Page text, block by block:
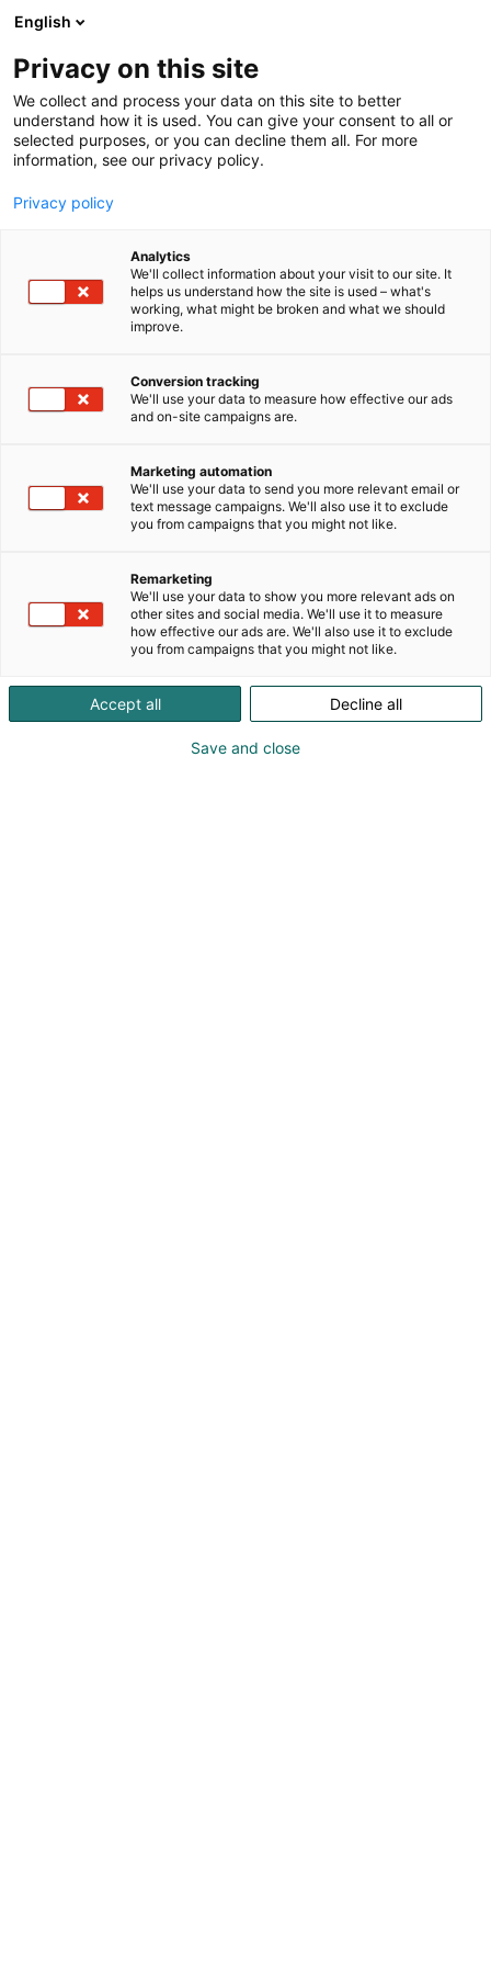
Siirry
sisältöön
KELA
2e71
Kelan tehtävänä on hoitaa Suomen sosiaaliturvaan
kuuluvien henkilöiden perusturvaa erilaisissa
elämäntilanteissa. Kela myös kehittää
Kelassa työskentelee noin 200 asiantuntijalääkäriä.
Kelan asiantuntijalääkärit ovat eri erikoisalojen
vakuutuslääketieteellisiä arvioita. He tukevat Kelan
etuuskäsittelyä lääketieteellisellä
asiantuntemuksellaan ja osallistuvat ratkaisujen
valmisteluun yhteistyössä etuuskäsittelijöiden
kehittäminen Kelan etuuksissa kuuluu myös
asiantuntijalääkärin tehtäviin.
English
Privacy on this site
We collect and process your data on this site to better
understand how it is used. You can give your consent to all or
selected purposes, or you can decline them all. For more
information, see our privacy policy.
Privacy policy
Analytics
We'll collect information about your visit to our site. It
helps us understand how the site is used – what's
working, what might be broken and what we should
improve.
Conversion tracking
We'll use your data to measure how effective our ads
and on-site campaigns are.
Marketing automation
We'll use your data to send you more relevant email or
text message campaigns. We'll also use it to exclude
you from campaigns that you might not like.
Remarketing
We'll use your data to show you more relevant ads on
other sites and social media. We'll use it to measure
how effective our ads are. We'll also use it to exclude
you from campaigns that you might not like.
Accept all Decline all
Save and close